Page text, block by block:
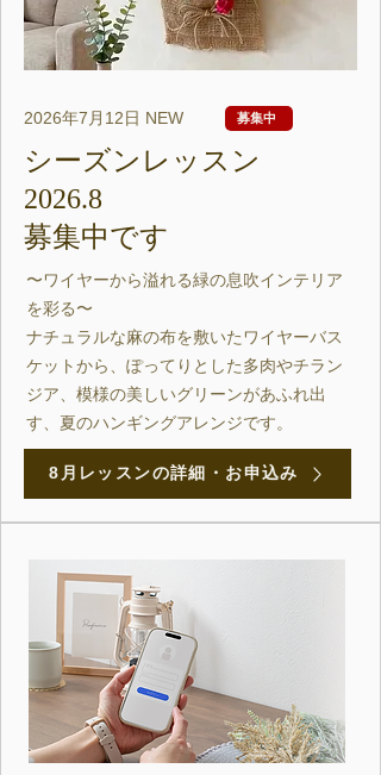
募集中
2026年7月12日 NEW
シーズンレッスン
2026.8
​募集中です
〜ワイヤーから溢れる緑の息吹インテリア
を彩る〜
ナチュラルな麻の布を敷いたワイヤーバス
ケットから、ぽってりとした多肉やチラン
ジア、模様の美しいグリーンがあふれ出
す、夏のハンギングアレンジです。
8月レッスンの詳細・お申込み